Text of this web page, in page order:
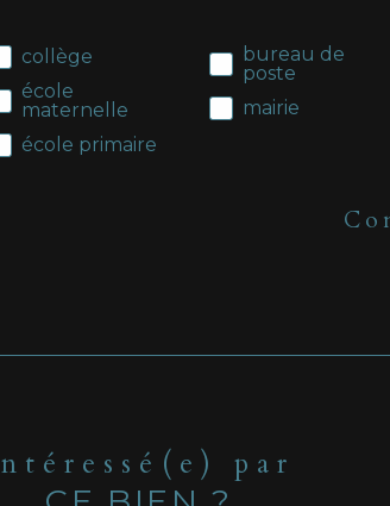
collège
école
maternelle
école primaire
bureau de
poste
mairie
Intéressé(e) par